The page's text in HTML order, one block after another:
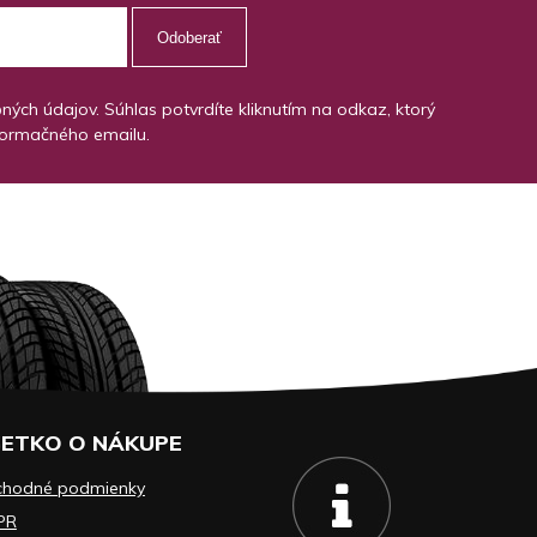
Odoberať
údajov. Súhlas potvrdíte kliknutím na odkaz, ktorý
emailu.
O NÁKUPE
podmienky